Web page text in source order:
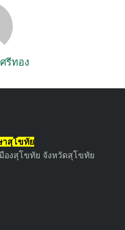
รีทอง
าสุโขทัย
องสุโขทัย จังหวัดสุโขทัย